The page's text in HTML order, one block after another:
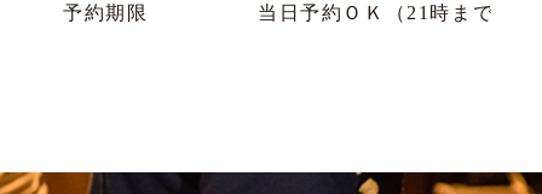
予約期限 当日予約ＯＫ（21時までに